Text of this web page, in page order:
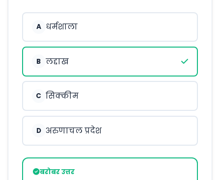
A धर्मशाला
B लद्दाख
C सिक्कीम
D अरुणाचल प्रदेश
बरोबर उत्तर